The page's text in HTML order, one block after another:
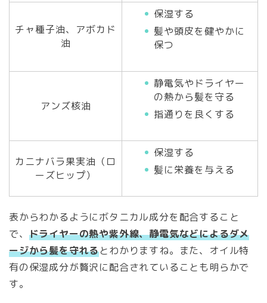
チャ種子油、アボカド
油
保湿する
髪や頭皮を健やかに
保つ
アンズ核油
静電気やドライヤー
の熱から髪を守る
指通りを良くする
カニナバラ果実油（ロ
ーズヒップ）
保湿する
髪に栄養を与える
表からわかるようにボタニカル成分を配合すること
で、 ドライヤーの熱や紫外線、静電気などによるダメ
ージから髪を守れるとわかりますね。また、オイル特
有の保湿成分が贅沢に配合されていることも明らかで
す。